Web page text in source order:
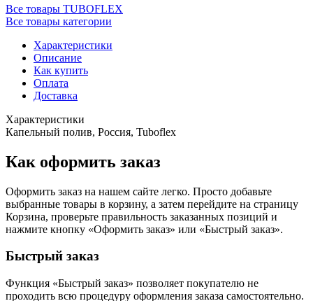
Все товары TUBOFLEX
Все товары категории
Характеристики
Описание
Как купить
Оплата
Доставка
Характеристики
Капельный полив, Россия, Tuboflex
Как оформить заказ
Оформить заказ на нашем сайте легко. Просто добавьте
выбранные товары в корзину, а затем перейдите на страницу
Корзина, проверьте правильность заказанных позиций и
нажмите кнопку «Оформить заказ» или «Быстрый заказ».
Быстрый заказ
Функция «Быстрый заказ» позволяет покупателю не
проходить всю процедуру оформления заказа самостоятельно.